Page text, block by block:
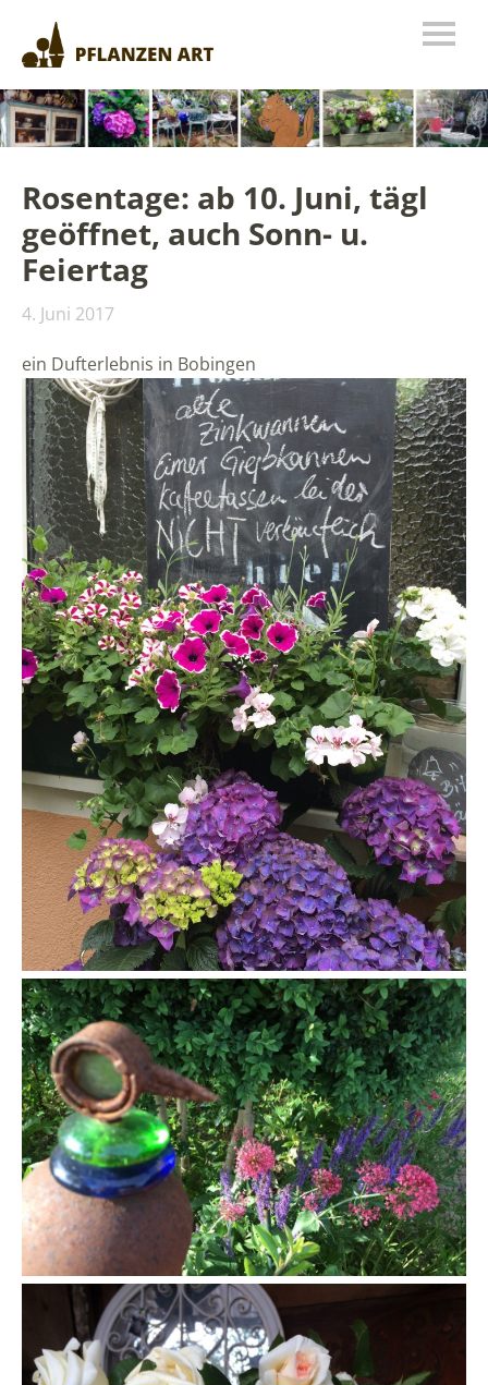
Rosentage: ab 10. Juni, tägl
geöffnet, auch Sonn- u.
Feiertag
4. Juni 2017
ein Dufterlebnis in Bobingen